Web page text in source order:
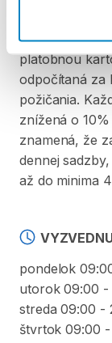
Pre
či iná záloha.
platobnou
odpočítaná za
požičania.
znížená o
znamená, že
dennej
až do minima
pondelok
utorok 09:00 -
streda 09:00 -
štvrtok 09:00